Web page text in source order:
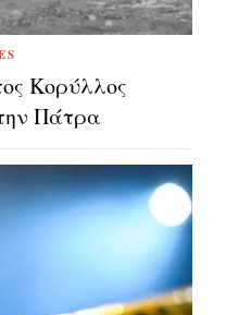
Κορύλλος
Πάτρα